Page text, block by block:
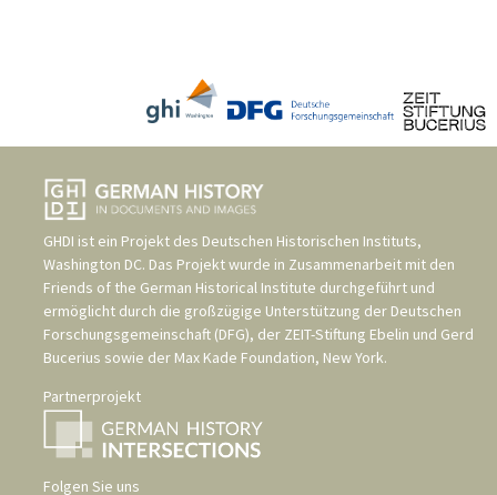
GHDI ist ein Projekt des Deutschen Historischen Instituts,
Washington DC. Das Projekt wurde in Zusammenarbeit mit den
Friends of the German Historical Institute durchgeführt und
ermöglicht durch die großzügige Unterstützung der Deutschen
Forschungsgemeinschaft (DFG), der ZEIT-Stiftung Ebelin und Gerd
Bucerius sowie der Max Kade Foundation, New York.
Partnerprojekt
Folgen Sie uns